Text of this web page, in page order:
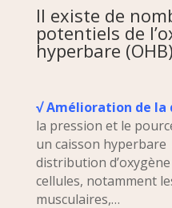
Il existe de
potentiels de
hyperbare
√ Amélioration de la
la pression et le
un caisson
distribution
cellules, notamment
musculaires,…